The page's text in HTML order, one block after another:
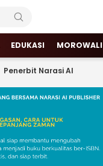
EDUKASI MOROWALI
Penerbit Narasi AI